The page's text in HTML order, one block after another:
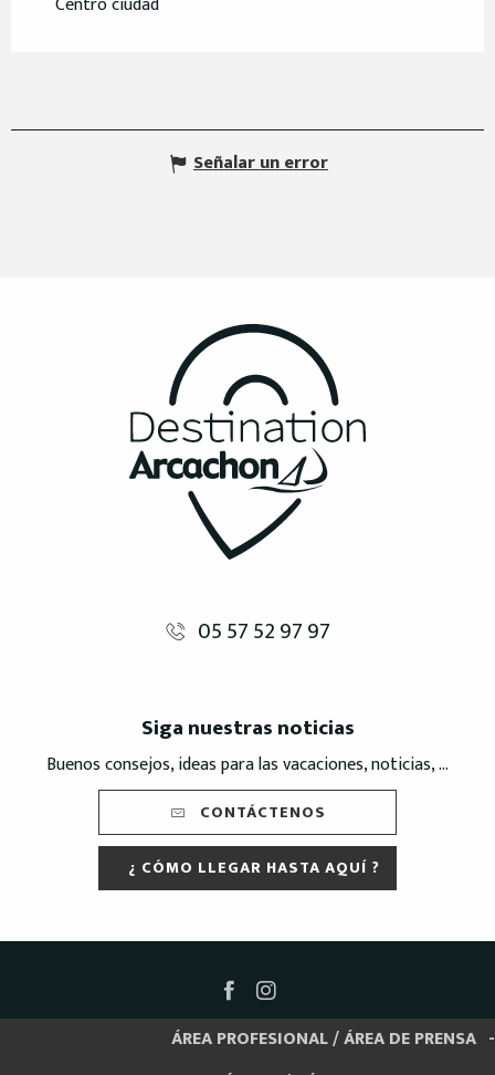
Señalar un error
05 57 52 97 97
Siga nuestras noticias
Buenos consejos, ideas para las vacaciones, noticias, ...
CONTÁCTENOS
¿ CÓMO LLEGAR HASTA AQUÍ ?
ÁREA PROFESIONAL / ÁREA DE PRENSA